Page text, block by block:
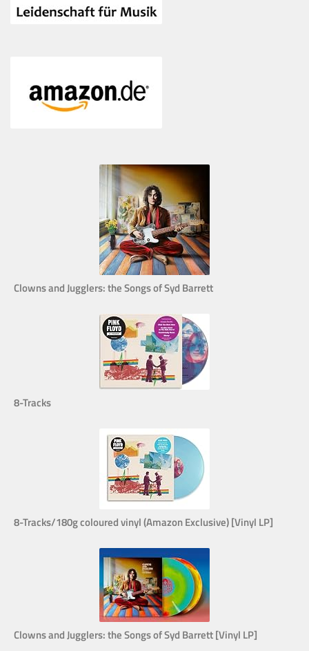
Clowns and Jugglers: the Songs of Syd Barrett
8-Tracks
8-Tracks/180g coloured vinyl (Amazon Exclusive) [Vinyl LP]
Clowns and Jugglers: the Songs of Syd Barrett [Vinyl LP]